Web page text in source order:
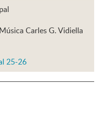
Carles G. Vidiella
25-26